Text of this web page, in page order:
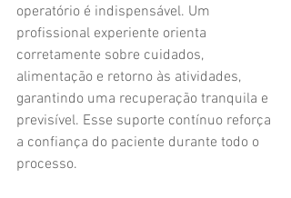
operatório é indispensável. Um
profissional experiente orienta
corretamente sobre cuidados,
alimentação e retorno às atividades,
garantindo uma recuperação tranquila e
previsível. Esse suporte contínuo reforça
a confiança do paciente durante todo o
processo.